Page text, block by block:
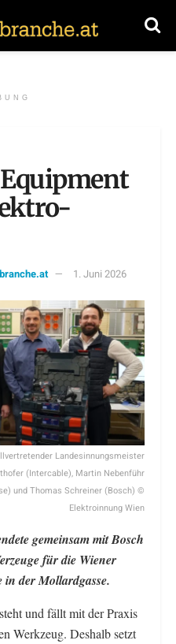
1. Juni 2026
Landesinnungsmeister
(Intercable), Martin Nebenführ
und Thomas Schreiner (Bosch) ©
Elektroinnung Wien
gemeinsam mit Bosch
für die Wiener
der Mollardgasse.
und fällt mit der Praxis
Werkzeug. Deshalb setzt